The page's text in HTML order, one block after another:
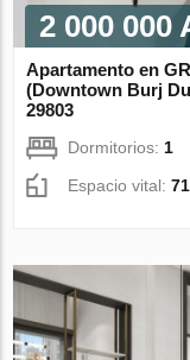
2 000 000
Apartamento en
(Downtown Burj
29803
Dormitorios: 1
Espacio vital: